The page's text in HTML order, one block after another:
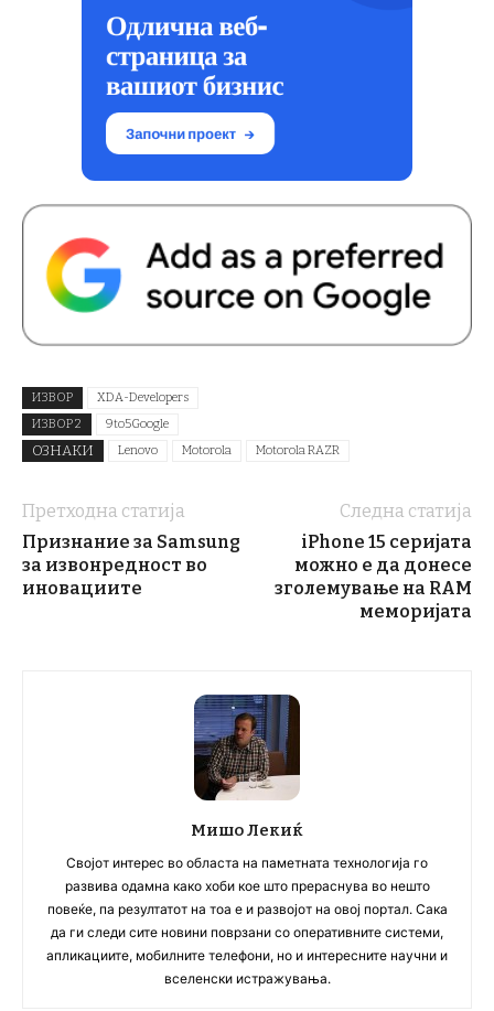
ИЗВОР
XDA-Developers
ИЗВОР 2
9to5Google
ОЗНАКИ Lenovo Motorola Motorola RAZR
Претходна статија
Признание за Samsung
за извонредност во
иновациите
Следна статија
iPhone 15 серијата
можно е да донесе
зголемување на RAM
меморијата
Мишо Лекиќ
Својот интерес во областа на паметната технологија го
развива одамна како хоби кое што прераснува во нешто
повеќе, па резултатот на тоа е и развојот на овој портал. Сака
да ги следи сите новини поврзани со оперативните системи,
апликациите, мобилните телефони, но и интересните научни и
вселенски истражувања.